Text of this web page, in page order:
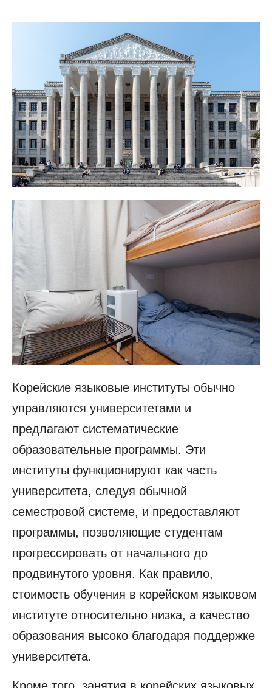
Корейские языковые институты обычно
управляются университетами и
предлагают систематические
образовательные программы. Эти
институты функционируют как часть
университета, следуя обычной
семестровой системе, и предоставляют
программы, позволяющие студентам
прогрессировать от начального до
продвинутого уровня. Как правило,
стоимость обучения в корейском языковом
институте относительно низка, а качество
образования высоко благодаря поддержке
университета.